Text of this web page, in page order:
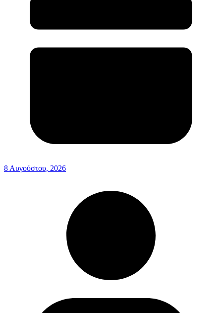
8 Αυγούστου, 2026